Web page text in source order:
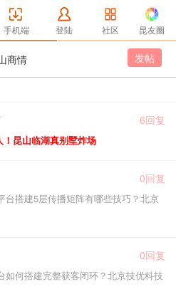
手机端 登陆 社区 昆友圈
商情 发帖
6回复
昆山临湖真别墅炸场
0回复
台搭建5层传播矩阵有哪些技巧？北京
0回复
如何搭建完整获客闭环？北京技优科技